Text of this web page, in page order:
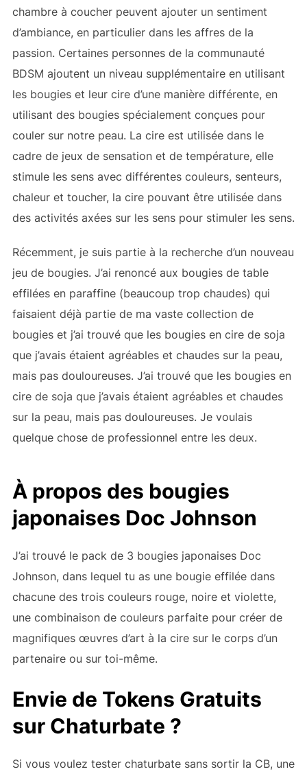
chambre à coucher peuvent ajouter un sentiment
d’ambiance, en particulier dans les affres de la
passion. Certaines personnes de la communauté
BDSM ajoutent un niveau supplémentaire en utilisant
les bougies et leur cire d’une manière différente, en
utilisant des bougies spécialement conçues pour
couler sur notre peau. La cire est utilisée dans le
cadre de jeux de sensation et de température, elle
stimule les sens avec différentes couleurs, senteurs,
chaleur et toucher, la cire pouvant être utilisée dans
des activités axées sur les sens pour stimuler les sens.
Récemment, je suis partie à la recherche d’un nouveau
jeu de bougies. J’ai renoncé aux bougies de table
effilées en paraffine (beaucoup trop chaudes) qui
faisaient déjà partie de ma vaste collection de
bougies et j’ai trouvé que les bougies en cire de soja
que j’avais étaient agréables et chaudes sur la peau,
mais pas douloureuses. J’ai trouvé que les bougies en
cire de soja que j’avais étaient agréables et chaudes
sur la peau, mais pas douloureuses. Je voulais
quelque chose de professionnel entre les deux.
À propos des bougies
japonaises Doc Johnson
J’ai trouvé le pack de 3 bougies japonaises Doc
Johnson, dans lequel tu as une bougie effilée dans
chacune des trois couleurs rouge, noire et violette,
une combinaison de couleurs parfaite pour créer de
magnifiques œuvres d’art à la cire sur le corps d’un
partenaire ou sur toi-même.
Envie de Tokens Gratuits
sur Chaturbate ?
Si vous voulez tester chaturbate sans sortir la CB, une